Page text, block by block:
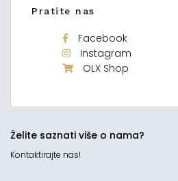
Pratite nas
Facebook
Instagram
OLX Shop
Želite saznati više o nama?
Kontaktirajte nas!